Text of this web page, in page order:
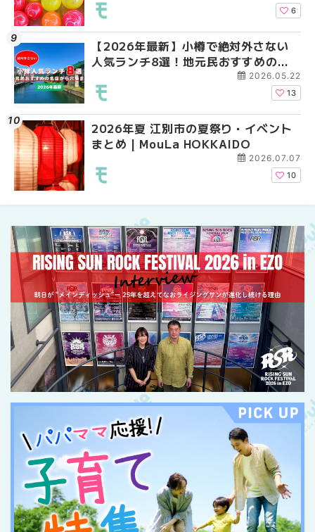
6
【2026年最新】小樽で絶対外さない
人気ランチ8選！地元民おすすめの名
店から穴場まで | MouLa HOKKAIDO
2026.05.22
13
2026年夏 江別市の夏祭り・イベント
まとめ | MouLa HOKKAIDO
2026.07.07
10
札幌の麻辣湯（マーラ
め専門店9選！本場の
新店まで徹底比較 |
2026年夏 札幌市南区
ントまとめ | MouLa
2026年夏 札幌市東区
ントまとめ | MouLa
2026年夏 恵庭市・千
イベントまとめ |